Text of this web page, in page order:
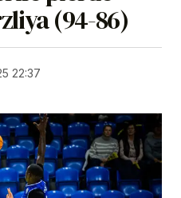
(94-86)
22:37